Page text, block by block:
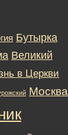
Бутырка
Великий
в Церкви
Москва